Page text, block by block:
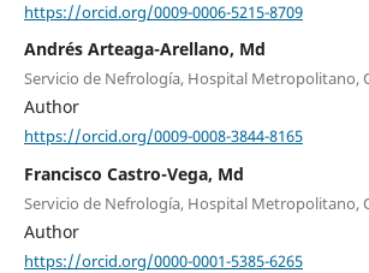
https://orcid.org/0009-0006-5215-8709
Andrés Arteaga-Arellano, Md
Servicio de Nefrología, Hospital Metropolitano,
Author
https://orcid.org/0009-0008-3844-8165
Francisco Castro-Vega, Md
Servicio de Nefrología, Hospital Metropolitano,
Author
https://orcid.org/0000-0001-5385-6265